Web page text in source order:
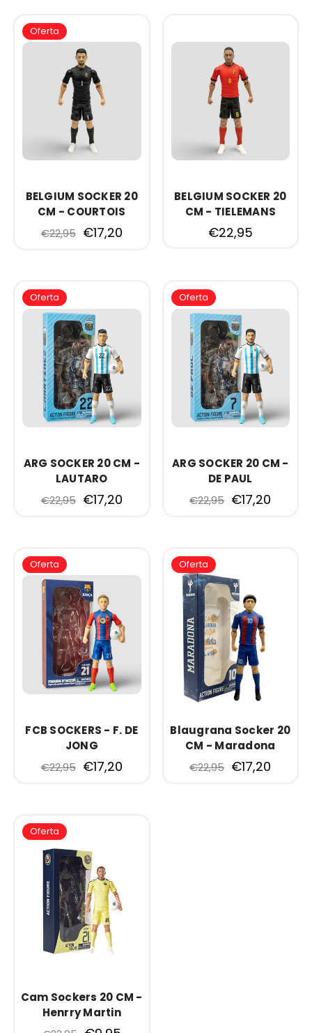
Oferta
BELGIUM SOCKER 20
CM - COURTOIS
€22,95 €17,20
BELGIUM SOCKER 20
CM - TIELEMANS
€22,95
Oferta
ARG SOCKER 20 CM -
LAUTARO
€22,95 €17,20
Oferta
ARG SOCKER 20 CM -
DE PAUL
€22,95 €17,20
Oferta
FCB SOCKERS - F. DE
JONG
€22,95 €17,20
Oferta
Blaugrana Socker 20
CM - Maradona
€22,95 €17,20
Oferta
Cam Sockers 20 CM -
Henrry Martin